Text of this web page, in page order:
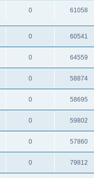
0 61058
0 60541
0 64559
0 58874
0 58695
0 59802
0 57860
0 79812